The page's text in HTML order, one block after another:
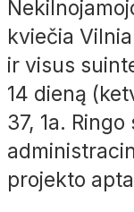
kviečia
ir visus
14 dieną
37, 1a.
projekto